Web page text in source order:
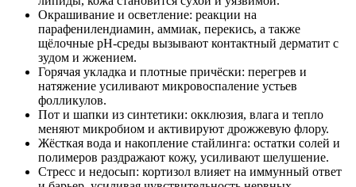
Окрашивание и осветление: реакции на
парафенилендиамин, аммиак, перекись, а также
щёлочные pH‑среды вызывают контактный дерматит с
зудом и жжением.
Горячая укладка и плотные причёски: перегрев и
натяжение усиливают микровоспаление устьев
фолликулов.
Пот и шапки из синтетики: окклюзия, влага и тепло
меняют микробиом и активируют дрожжевую флору.
Жёсткая вода и накопление стайлинга: остатки солей и
полимеров раздражают кожу, усиливают шелушение.
Стресс и недосып: кортизол влияет на иммунный ответ